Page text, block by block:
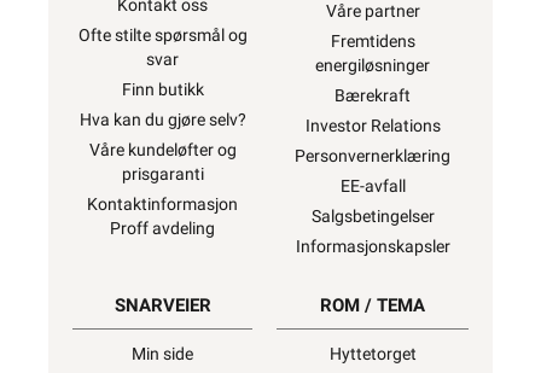
Kontakt oss
Ofte stilte spørsmål og
svar
Finn butikk
Hva kan du gjøre selv?
Våre kundeløfter og
prisgaranti
Kontaktinformasjon
Proff avdeling
Våre partner
Fremtidens
energiløsninger
Bærekraft
Investor Relations
Personvernerklæring
EE-avfall
Salgsbetingelser
Informasjonskapsler
SNARVEIER
Min side
ROM / TEMA
Hyttetorget